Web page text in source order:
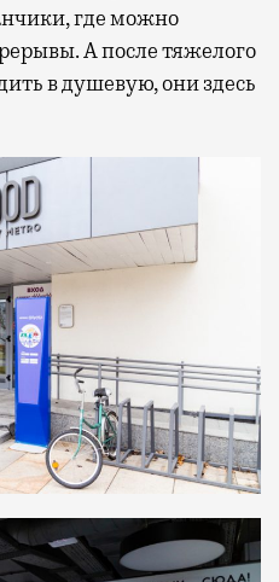
где можно
А после тяжелого
в душевую, они здесь